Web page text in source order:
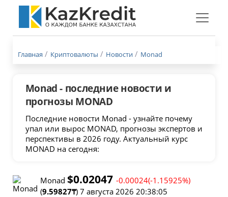
Меню
Главная Криптовалюты Новости Monad
Monad - последние новости и
прогнозы MONAD
Последние новости Monad - узнайте почему
упал или вырос MONAD, прогнозы экспертов и
перспективы в 2026 году. Актуальный курс
MONAD на сегодня:
Monad $0.02047 -0.00024(-1.15925%)
(9.59827₸) 7 августа 2026 20:38:05